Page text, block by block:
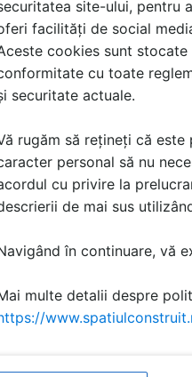
mare 2100 W 230 mm SAB
STY-SAB21-230
rotorului si statorului protejate
manerului lateral
mare putere pentru lucrari grele
tehnice:
W
gol: 6500 rot/min
Ø230 mm
M 14
ax
kg
site-ului, pentru
facilități de social
cookies sunt
cu toate
securitate actuale.
rugăm să rețineți că
personal să nu
cu privire la
de mai sus
în continuare, vă
multe detalii despre